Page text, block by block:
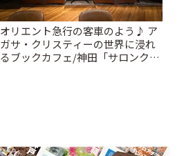
オリエント急行の客車のよう♪ ア
ガサ・クリスティーの世界に浸れ
るブックカフェ/神田「サロンクリ